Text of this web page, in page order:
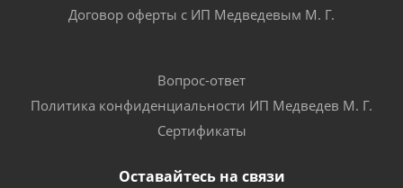
Договор оферты с ИП Медведевым М. Г.
Вопрос-ответ
Политика конфиденциальности ИП Медведев М. Г.
Сертификаты
Оставайтесь на связи